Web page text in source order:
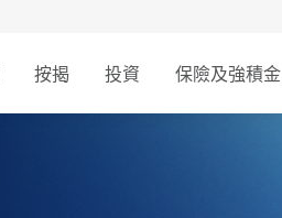
按揭 投資 保險及強積金